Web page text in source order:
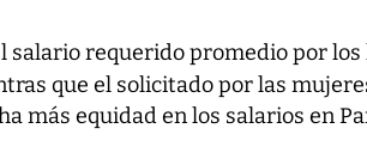
salario requerido promedio por los
que el solicitado por las
más equidad en los salarios en